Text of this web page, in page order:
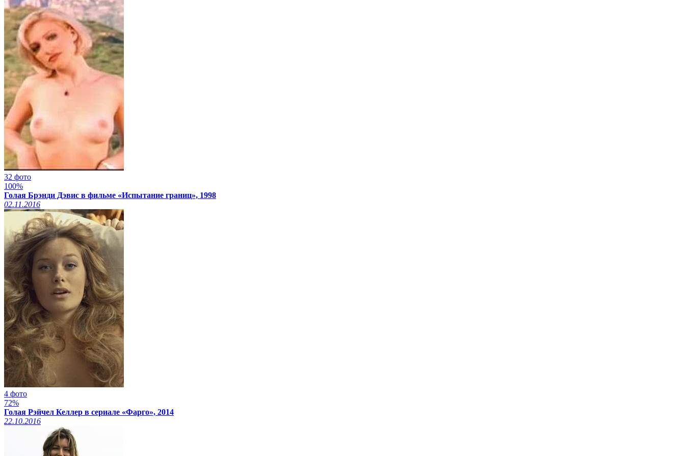
32 фото
100%
Голая Брэнди Дэвис в фильме «Испытание границ», 1998
02.11.2016
4 фото
72%
Голая Рэйчел Келлер в сериале «Фарго», 2014
22.10.2016